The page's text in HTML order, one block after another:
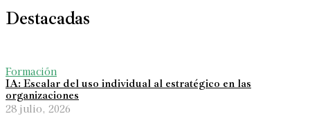
Destacadas
Formación
IA: Escalar del uso individual al estratégico en las
organizaciones
28 julio, 2026